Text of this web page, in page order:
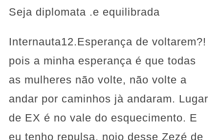
Seja diplomata .e equilibrada
Internauta12.Esperança de voltarem?!
pois a minha esperança é que todas
as mulheres não volte, não volte a
andar por caminhos jà andaram. Lugar
de EX é no vale do esquecimento. E
eu tenho repulsa, nojo desse Zezé de